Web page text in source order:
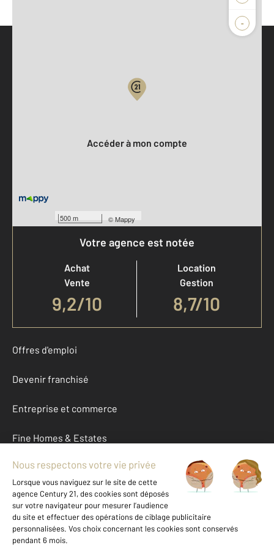
-
500 m ©Mappy
Accéder à mon compte
Votre agence est notée
Achat
Vente
9,2/10
Location
Gestion
8,7/10
Offres d'emploi
Devenir franchisé
Entreprise et commerce
Fine Homes & Estates
À propos
International
Nous contacter